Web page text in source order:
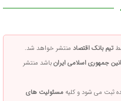
تیم بانک اقتصادمنتشر خواهد شد.
جمهوری اسلامی ایرانباشد منتشر
ثبت می شود و کلیهمسئولیت های